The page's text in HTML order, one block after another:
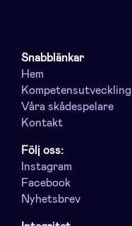
Snabblänkar
Hem
Kompetensutveckling
Våra skådespelare
Kontakt
Följ oss:
Instagram
Facebook
Nyhetsbrev